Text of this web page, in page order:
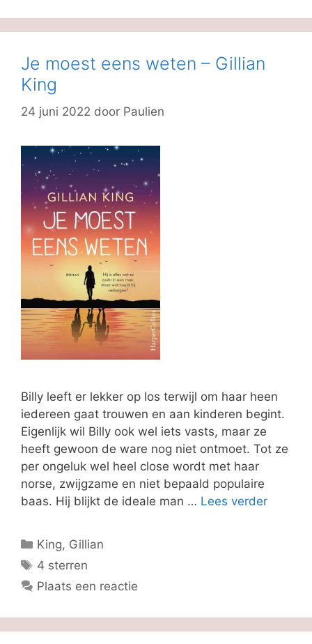
Je moest eens weten – Gillian
King
24 juni 2022 door Paulien
Billy leeft er lekker op los terwijl om haar heen
iedereen gaat trouwen en aan kinderen begint.
Eigenlijk wil Billy ook wel iets vasts, maar ze
heeft gewoon de ware nog niet ontmoet. Tot ze
per ongeluk wel heel close wordt met haar
norse, zwijgzame en niet bepaald populaire
baas. Hij blijkt de ideale man … Lees verder
Categorieën
King, Gillian
Tags
4 sterren
Plaats een reactie